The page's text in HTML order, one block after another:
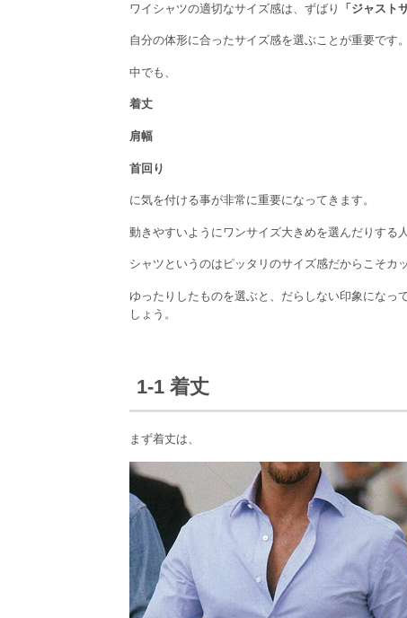
ワイシャツの適切なサイズ感は、ずばり 「ジャスト
自分の体形に合ったサイズ感を選ぶことが重要です。
中でも、
着丈
肩幅
首回り
に気を付ける事が非常に重要になってきます。
動きやすいようにワンサイズ大きめを選んだりする
シャツというのはピッタリのサイズ感だからこそカ
ゆったりしたものを選ぶと、だらしない印象になっ
しょう。
1-1 着丈
まず着丈は、